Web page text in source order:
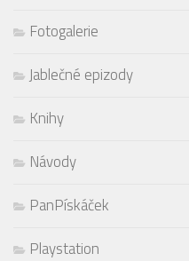
Fotogalerie
Jablečné epizody
Knihy
Návody
PanPískáček
Playstation